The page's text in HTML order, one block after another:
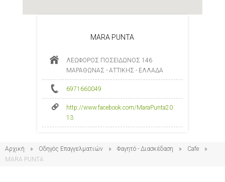
MARA PUNTA
ΛΕΩΦΟΡΟΣ ΠΟΣΕΙΔΩΝΟΣ 146
ΜΑΡΑΘΩΝΑΣ - ΑΤΤΙΚΗΣ - ΕΛΛΑΔΑ
6971660049
http://www.facebook.com/MaraPunta20
13
Αρχική Οδηγός Επαγγελματιών Φαγητό - Διασκέδαση
Cafe
MARA PUNTA